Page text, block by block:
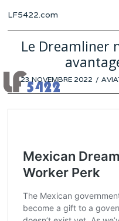
LF5422.com
Le Dreamliner
POSTED
ON
23 NOVEMBRE 2022 17